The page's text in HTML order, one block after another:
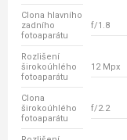
Clona hlavního
zadního
fotoaparátu
f/1.8
Rozlišení
širokoúhlého
fotoaparátu
12 Mpx
Clona
širokoúhlého
fotoaparátu
f/2.2